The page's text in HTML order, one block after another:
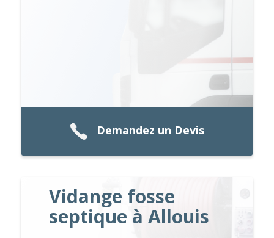
Demandez un Devis
Vidange fosse
septique à Allouis